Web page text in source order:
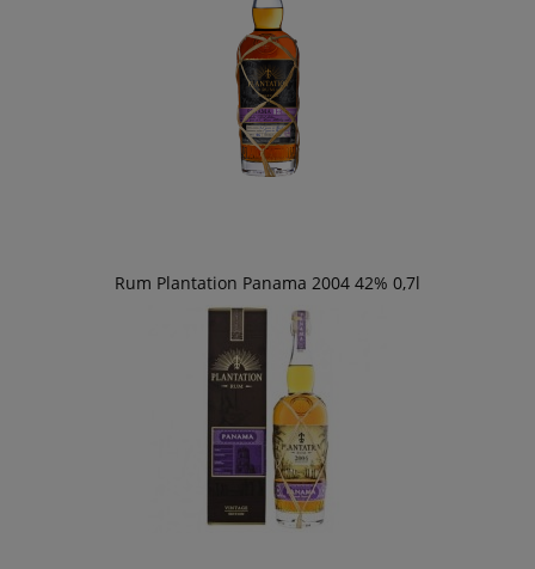
Rum Plantation Panama 2004 42% 0,7l